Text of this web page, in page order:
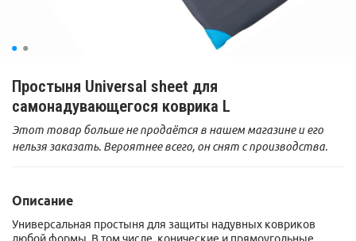
Простыня Universal sheet для
самонадувающегося коврика L
Этот товар больше не продаётся в нашем магазине и его
нельзя заказать. Вероятнее всего, он снят с производства.
Описание
Универсальная простыня для защиты надувных ковриков
любой формы. В том числе, конические и прямоугольные